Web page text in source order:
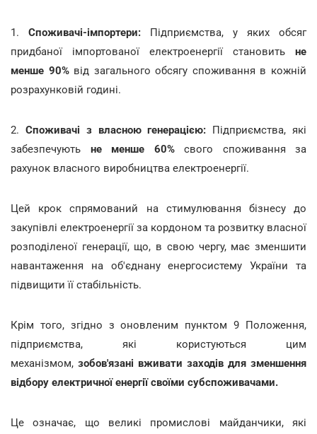
1. Споживачі-імпортери: Підприємства, у яких обсяг
придбаної імпортованої електроенергії становить не
менше 90%від загального обсягу споживання в кожній
розрахунковій годині.
2. Споживачі з власною генерацією: Підприємства, які
забезпечують не менше 60%свого споживання за
рахунок власного виробництва електроенергії.
Цей крок спрямований на стимулювання бізнесу до
закупівлі електроенергії за кордоном та розвитку власної
розподіленої генерації, що, в свою чергу, має зменшити
навантаження на об'єднану енергосистему України та
підвищити її стабільність.
Крім того, згідно з оновленим пунктом 9 Положення,
підприємства, які користуються цим
механізмом, зобов'язані вживати заходів для зменшення
відбору електричної енергії своїми субспоживачами.
Це означає, що великі промислові майданчики, які